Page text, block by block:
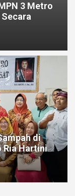
3 Metro
Secara
di
Ria Hartini